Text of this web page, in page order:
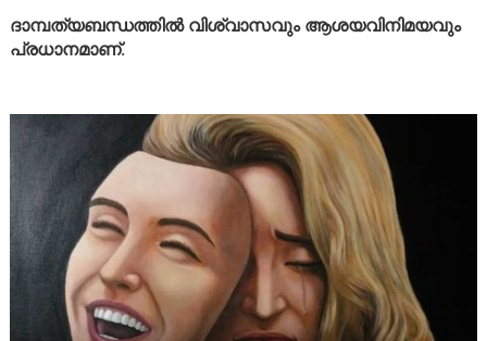
ദാമ്പത്യബന്ധത്തിൽ വിശ്വാസവും ആശയവിനിമയവും
പ്രധാനമാണ്.